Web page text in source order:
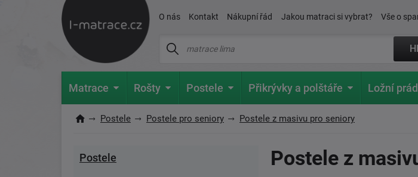
O nás Kontakt Nákupní řád Jakou matraci si vybrat? Vše o
Matrace Rošty Postele Přikrývky a polštáře Ložní
Postele Postele pro seniory Postele z masivu pro seniory
Postele Postele z